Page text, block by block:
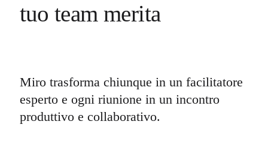
tuo team merita
Miro trasforma chiunque in un facilitatore
esperto e ogni riunione in un incontro
produttivo e collaborativo.